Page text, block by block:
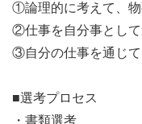
①論理的に考えて、
②仕事を自分事とし
③自分の仕事を通じ
■選考プロセス
・書類選考